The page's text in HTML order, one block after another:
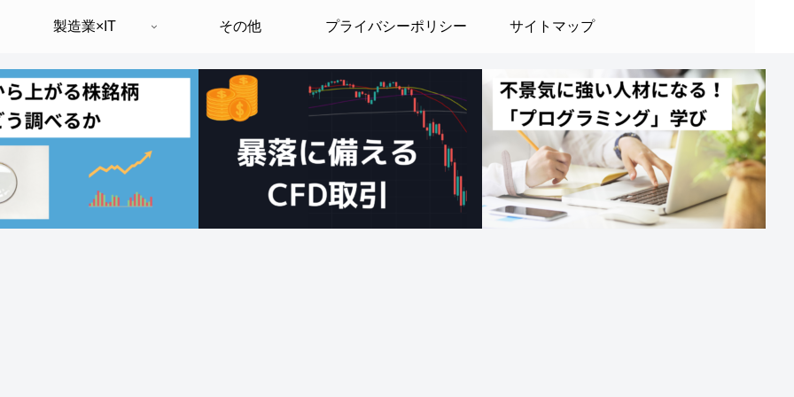
製造業×IT その他 プライバシーポリシー サイトマップ